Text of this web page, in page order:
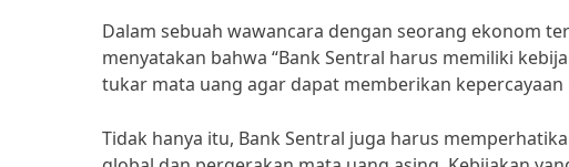
Dalam sebuah wawancara dengan seorang ekonom
menyatakan bahwa “Bank Sentral harus memiliki
tukar mata uang agar dapat memberikan kepercayaan
Tidak hanya itu, Bank Sentral juga harus